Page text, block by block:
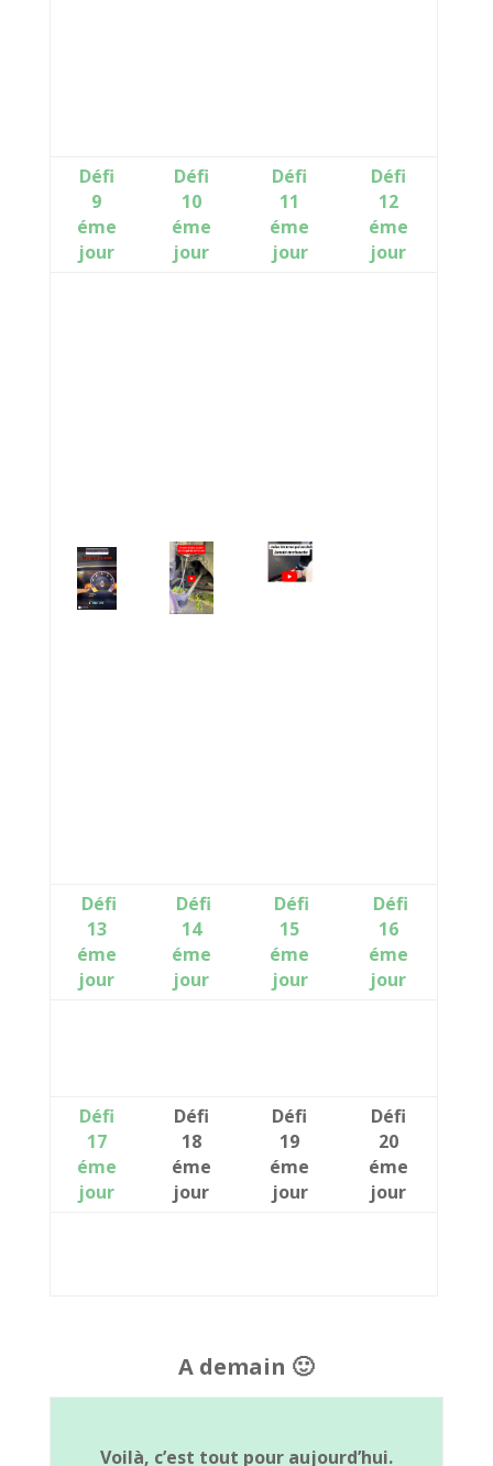
Défi
9
éme
jour
Défi
10
éme
jour
Défi
11
éme
jour
Défi
12
éme
jour
Défi
13
éme
jour
Défi
14
éme
jour
Défi
15
éme
jour
Défi
16
éme
jour
Défi
17
éme
jour
Défi
18
éme
jour
Défi
19
éme
jour
Défi
20
éme
jour
A demain 🙂
Voilà, c’est tout pour aujourd’hui.